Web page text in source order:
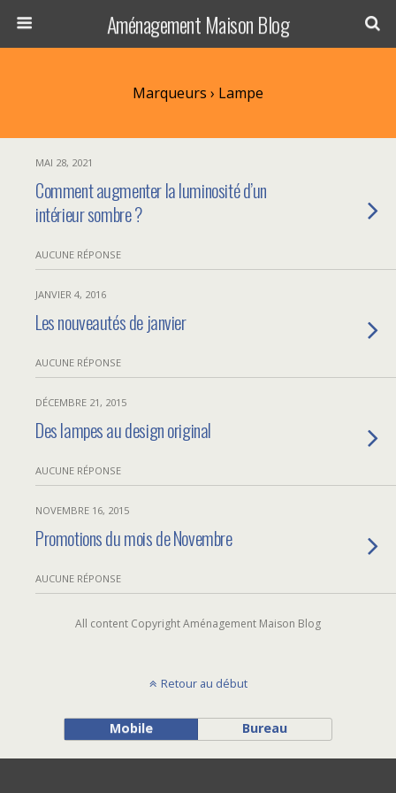
Aménagement Maison Blog
Marqueurs › Lampe
MAI 28, 2021
Comment augmenter la luminosité d’un
intérieur sombre ?
AUCUNE RÉPONSE
JANVIER 4, 2016
Les nouveautés de janvier
AUCUNE RÉPONSE
DÉCEMBRE 21, 2015
Des lampes au design original
AUCUNE RÉPONSE
NOVEMBRE 16, 2015
Promotions du mois de Novembre
AUCUNE RÉPONSE
All content Copyright Aménagement Maison Blog
Retour au début
Mobile Bureau